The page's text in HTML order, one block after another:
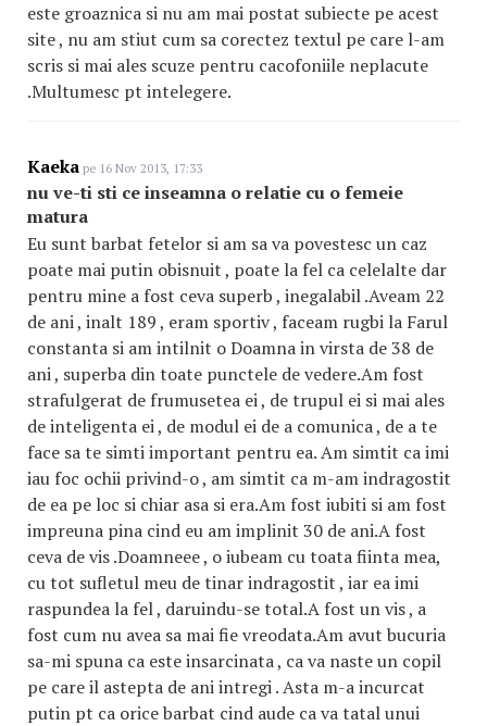
este groaznica si nu am mai postat subiecte pe acest
site , nu am stiut cum sa corectez textul pe care l-am
scris si mai ales scuze pentru cacofoniile neplacute
.Multumesc pt intelegere.
Kaeka pe 16 Nov 2013, 17:33
nu ve-ti sti ce inseamna o relatie cu o femeie
matura
Eu sunt barbat fetelor si am sa va povestesc un caz
poate mai putin obisnuit , poate la fel ca celelalte dar
pentru mine a fost ceva superb , inegalabil .Aveam 22
de ani , inalt 189 , eram sportiv , faceam rugbi la Farul
constanta si am intilnit o Doamna in virsta de 38 de
ani , superba din toate punctele de vedere.Am fost
strafulgerat de frumusetea ei , de trupul ei si mai ales
de inteligenta ei , de modul ei de a comunica , de a te
face sa te simti important pentru ea. Am simtit ca imi
iau foc ochii privind-o , am simtit ca m-am indragostit
de ea pe loc si chiar asa si era.Am fost iubiti si am fost
impreuna pina cind eu am implinit 30 de ani.A fost
ceva de vis .Doamneee , o iubeam cu toata fiinta mea,
cu tot sufletul meu de tinar indragostit , iar ea imi
raspundea la fel , daruindu-se total.A fost un vis , a
fost cum nu avea sa mai fie vreodata.Am avut bucuria
sa-mi spuna ca este insarcinata , ca va naste un copil
pe care il astepta de ani intregi . Asta m-a incurcat
putin pt ca orice barbat cind aude ca va tatal unui